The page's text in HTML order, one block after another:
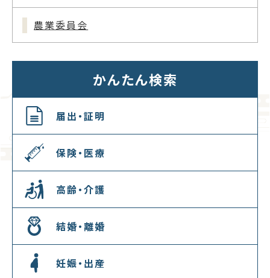
農業委員会
かんたん検索
届出・証明
保険・医療
高齢・介護
結婚・離婚
妊娠・出産